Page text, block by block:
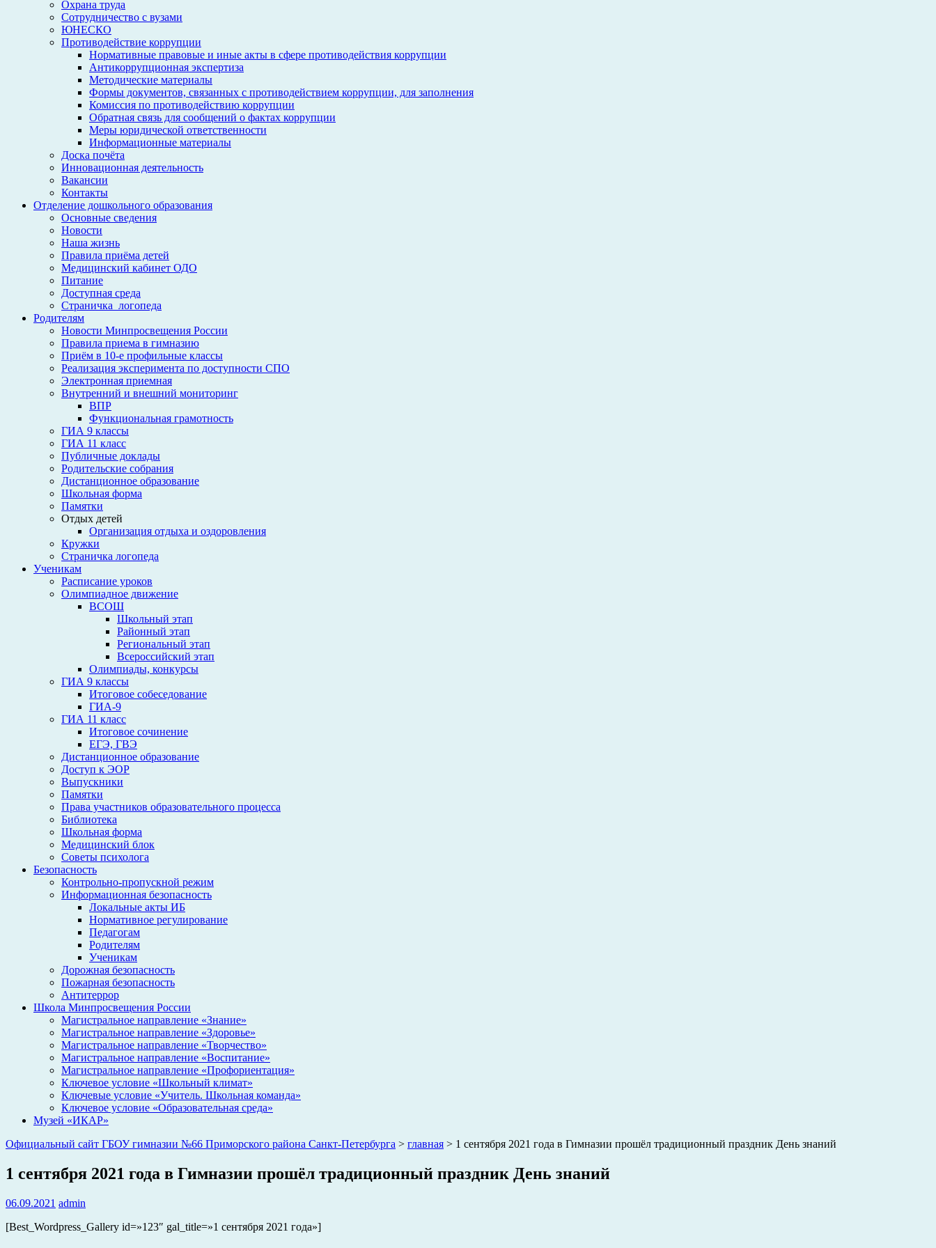
Охрана труда
Сотрудничество с вузами
ЮНЕСКО
Противодействие коррупции
Нормативные правовые и иные акты в сфере противодействия коррупции
Антикоррупционная экспертиза
Методические материалы
Формы документов, связанных с противодействием коррупции, для заполнения
Комиссия по противодействию коррупции
Обратная связь для сообщений о фактах коррупции
Меры юридической ответственности
Информационные материалы
Доска почёта
Инновационная деятельность
Вакансии
Контакты
Отделение дошкольного образования
Основные сведения
Новости
Наша жизнь
Правила приёма детей
Медицинский кабинет ОДО
Питание
Доступная среда
Страничка_логопеда
Родителям
Новости Минпросвещения России
Правила приема в гимназию
Приём в 10-е профильные классы
Реализация эксперимента по доступности СПО
Электронная приемная
Внутренний и внешний мониторинг
ВПР
Функциональная грамотность
ГИА 9 классы
ГИА 11 класс
Публичные доклады
Родительские собрания
Дистанционное образование
Школьная форма
Памятки
Отдых детей
Организация отдыха и оздоровления
Кружки
Страничка логопеда
Ученикам
Расписание уроков
Олимпиадное движение
ВСОШ
Школьный этап
Районный этап
Региональный этап
Всероссийский этап
Олимпиады, конкурсы
ГИА 9 классы
Итоговое собеседование
ГИА-9
ГИА 11 класс
Итоговое сочинение
ЕГЭ, ГВЭ
Дистанционное образование
Доступ к ЭОР
Выпускники
Памятки
Права участников образовательного процесса
Библиотека
Школьная форма
Медицинский блок
Советы психолога
Безопасность
Контрольно-пропускной режим
Информационная безопасность
Локальные акты ИБ
Нормативное регулирование
Педагогам
Родителям
Ученикам
Дорожная безопасность
Пожарная безопасность
Антитеррор
Школа Минпросвещения России
Магистральное направление «Знание»
Магистральное направление «Здоровье»
Магистральное направление «Творчество»
Магистральное направление «Воспитание»
Магистральное направление «Профориентация»
Ключевое условие «Школьный климат»
Ключевые условие «Учитель. Школьная команда»
Ключевое условие «Образовательная среда»
Музей «ИКАР»
Официальный сайт ГБОУ гимназии №66 Приморского района Санкт-Петербурга > главная > 1 сентября 2021 года в Гимназии прошёл традиционный праздник День знаний
1 сентября 2021 года в Гимназии прошёл традиционный праздник День знаний
06.09.2021 admin
[Best_Wordpress_Gallery id=»123″ gal_title=»1 сентября 2021 года»]